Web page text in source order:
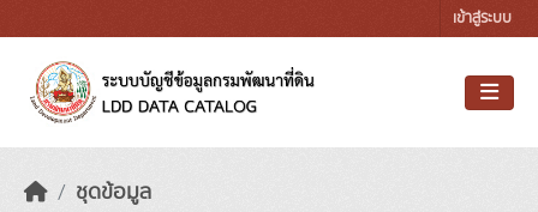
เข้าสู่ระบบ
ชุดข้อมูล